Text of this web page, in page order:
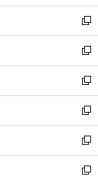
ウ
で
開
く
ン
ド
ウ
で
開
く
新
し
い
ウ
ィ
ン
ド
ウ
で
開
く
新
し
い
ウ
ィ
ン
ド
ウ
で
新
し
い
ウ
ィ
ン
ド
新
し
い
ウ
ィ
新
し
い
新